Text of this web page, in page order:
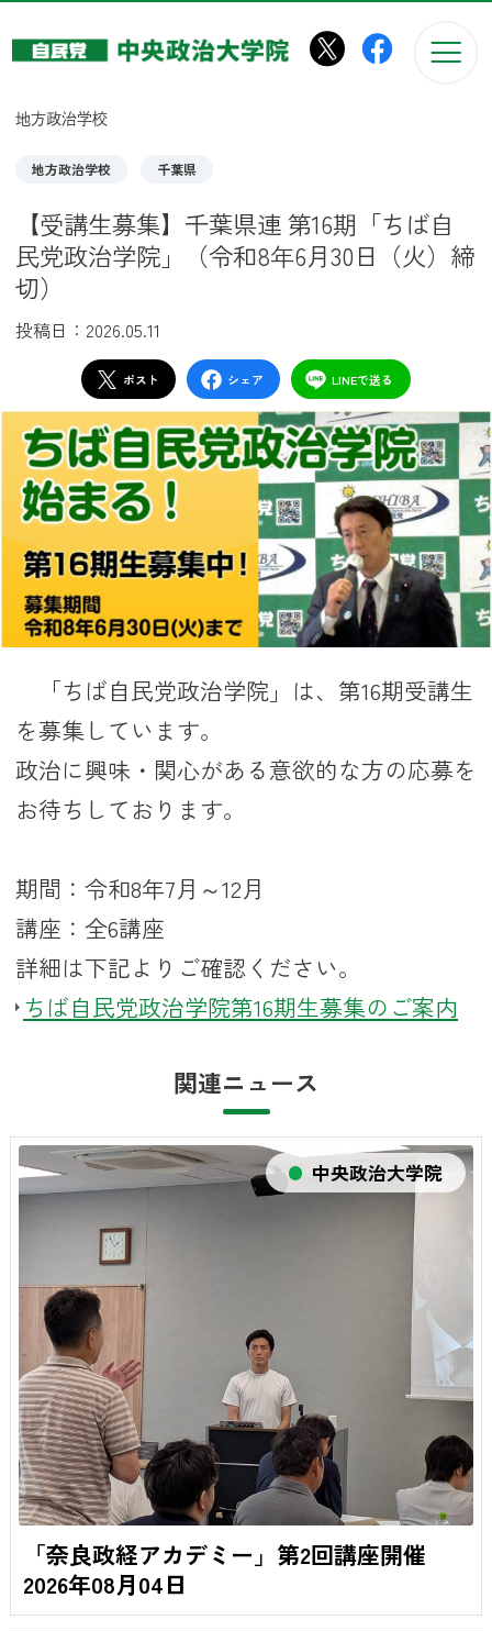
このページの本文へ移動
地方政治学校
地方政治学校 千葉県
【受講生募集】千葉県連 第16期「ちば自
民党政治学院」（令和8年6月30日（火）締
切）
投稿日：2026.05.11
ポスト シェア LINEで送る
「ちば自民党政治学院」は、第16期受講生
を募集しています。
政治に興味・関心がある意欲的な方の応募を
お待ちしております。
期間：令和8年7月～12月
講座：全6講座
詳細は下記よりご確認ください。
ちば自民党政治学院第16期生募集のご案内
関連ニュース
中央政治大学院
「奈良政経アカデミー」第2回講座開催
2026年08月04日